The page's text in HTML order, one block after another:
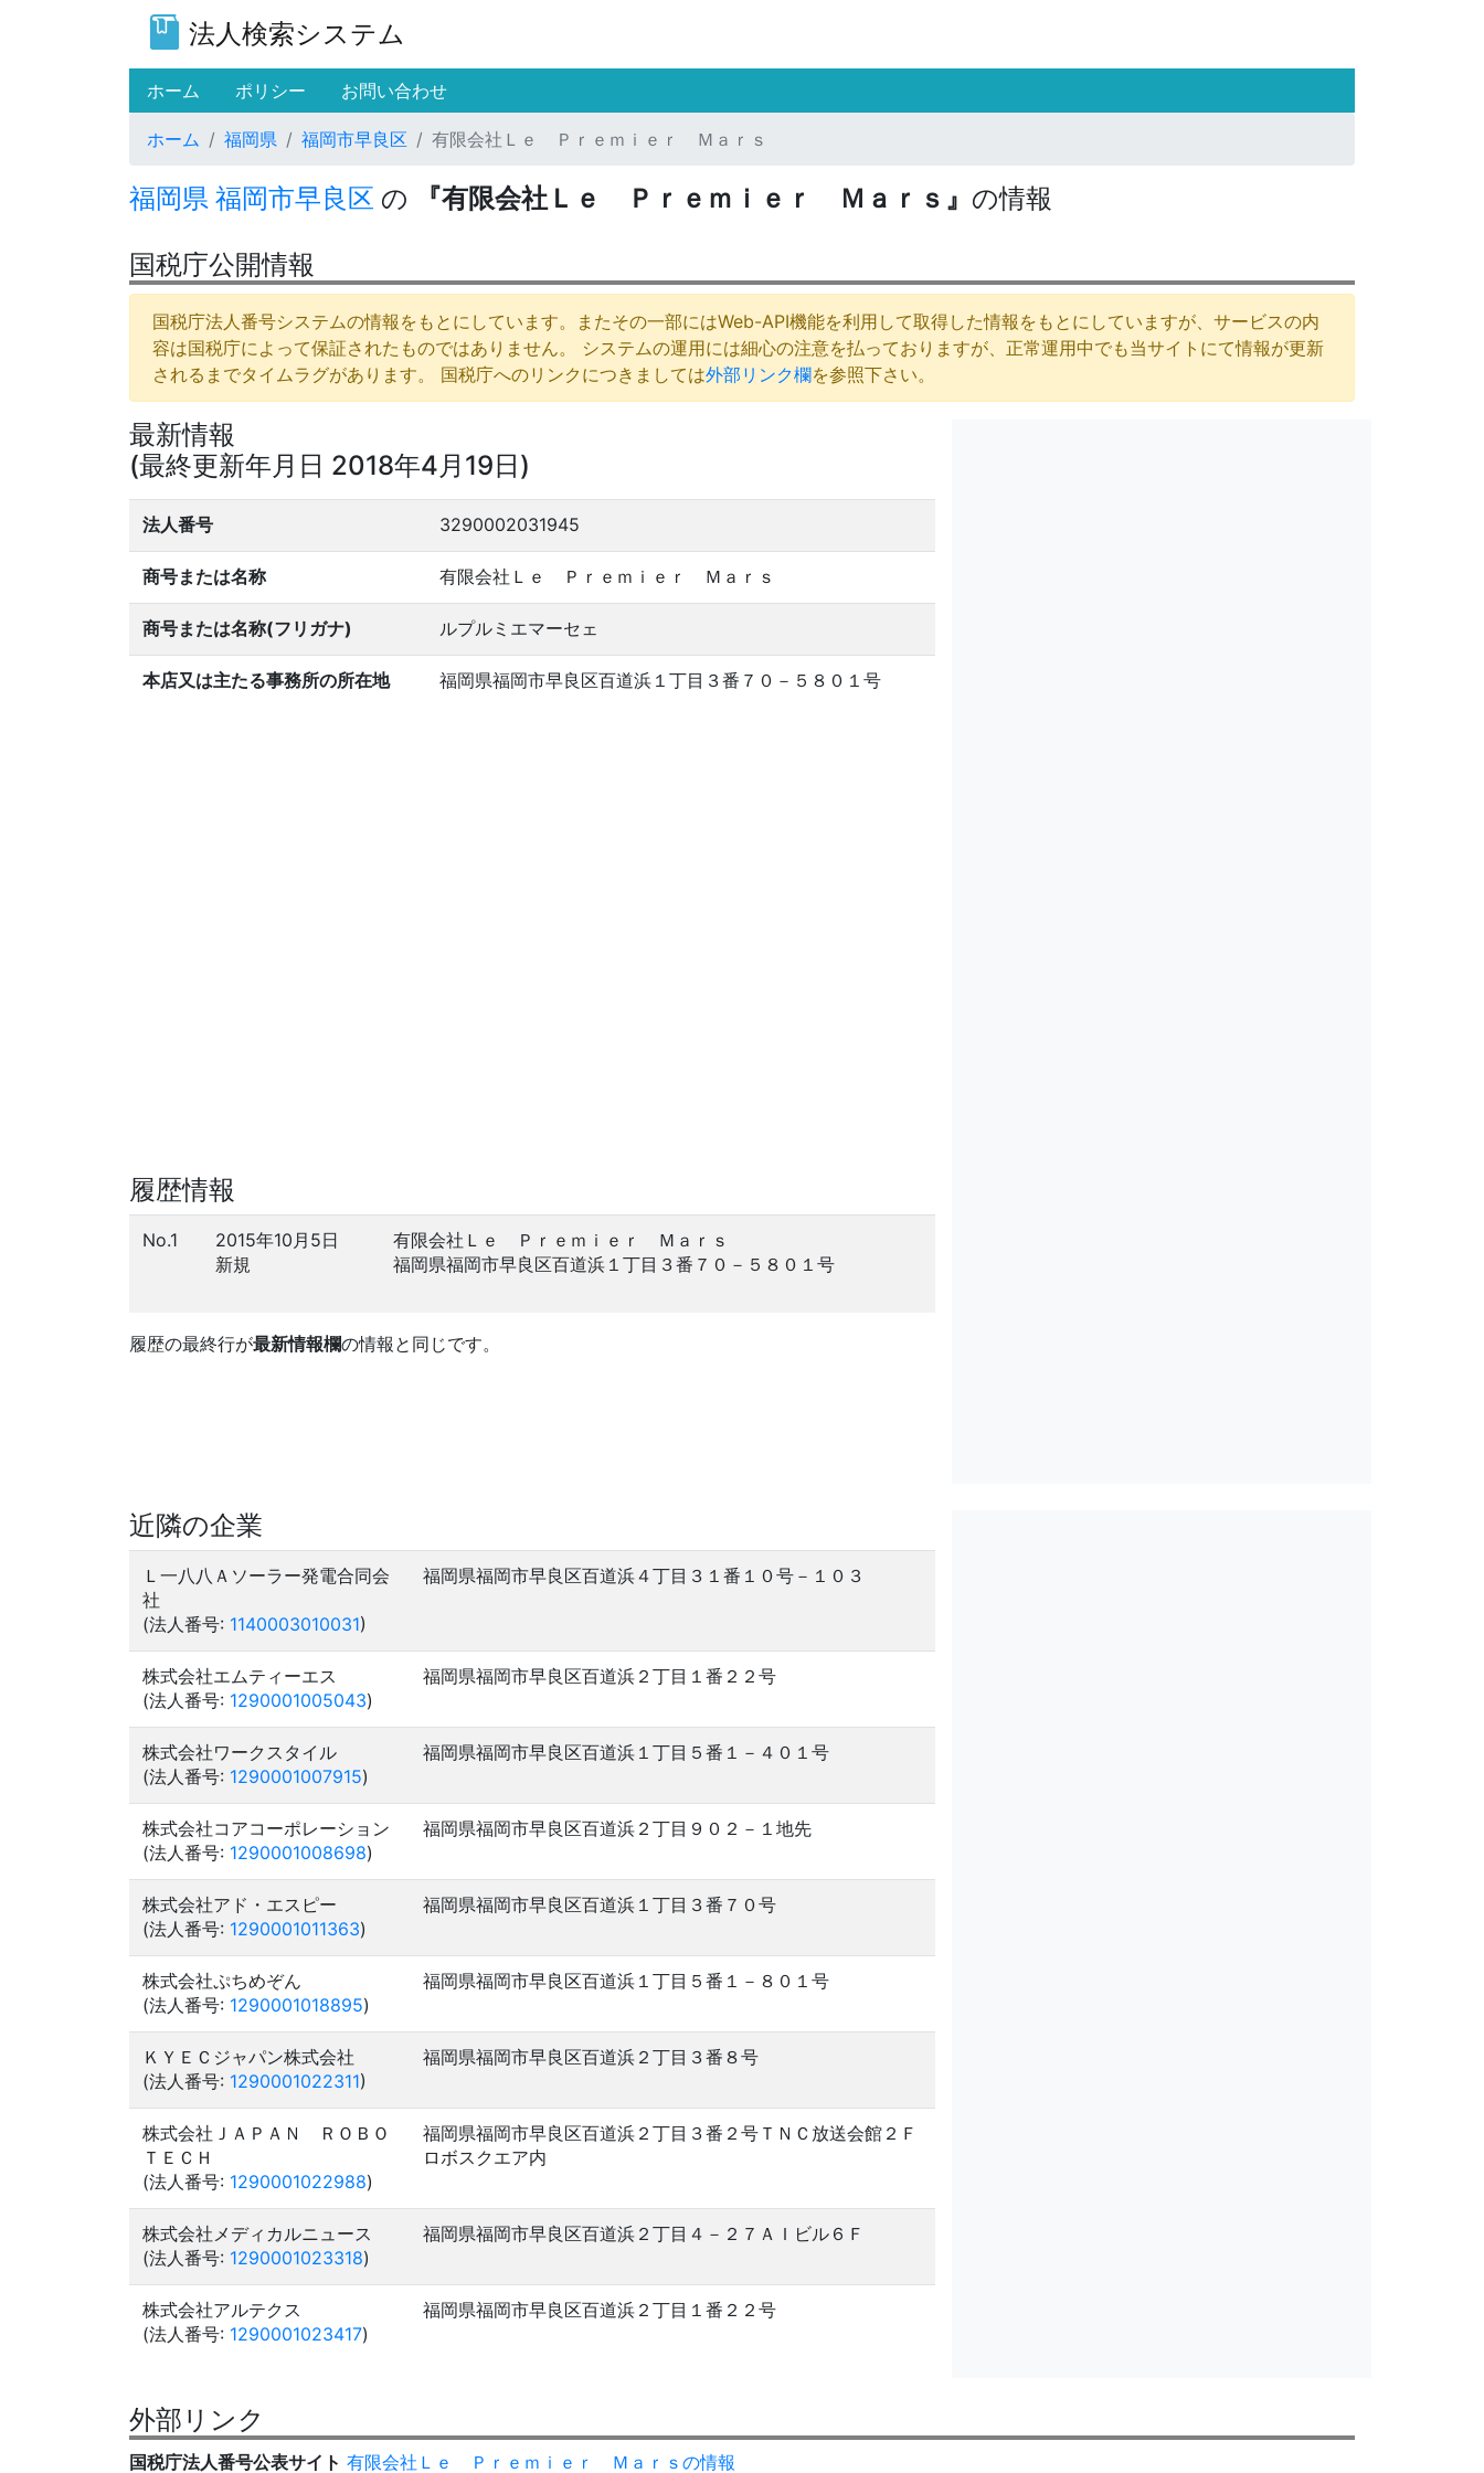
法人検索システム
ホーム (current)
ポリシー お問い合わせ
ホーム 福岡県 福岡市早良区 有限会社Ｌｅ Ｐｒｅｍｉｅｒ Ｍａｒｓ
福岡県 福岡市早良区 の 『有限会社Ｌｅ Ｐｒｅｍｉｅｒ Ｍａｒｓ』 の情報
国税庁公開情報
国税庁法人番号システムの情報をもとにしています。またその一部にはWeb-API機能を利用して取得した情報をもとにしていますが、サービスの内
容は国税庁によって保証されたものではありません。 システムの運用には細心の注意を払っておりますが、正常運用中でも当サイトにて情報が更新
されるまでタイムラグがあります。 国税庁へのリンクにつきましては外部リンク欄を参照下さい。
最新情報
(最終更新年月日 2018年4月19日)
法人番号 3290002031945
商号または名称 有限会社Ｌｅ Ｐｒｅｍｉｅｒ Ｍａｒｓ
商号または名称(フリガナ) ルプルミエマーセェ
本店又は主たる事務所の所在地 福岡県福岡市早良区百道浜１丁目３番７０－５８０１号
履歴情報
No.1
2015年10月5日
新規
有限会社Ｌｅ Ｐｒｅｍｉｅｒ Ｍａｒｓ
福岡県福岡市早良区百道浜１丁目３番７０－５８０１号
履歴の最終行が最新情報欄の情報と同じです。
近隣の企業
Ｌ一八八Ａソーラー発電合同会
社
(法人番号: 1140003010031)
福岡県福岡市早良区百道浜４丁目３１番１０号－１０３
株式会社エムティーエス
(法人番号: 1290001005043)
福岡県福岡市早良区百道浜２丁目１番２２号
株式会社ワークスタイル
(法人番号: 1290001007915)
福岡県福岡市早良区百道浜１丁目５番１－４０１号
株式会社コアコーポレーション
(法人番号: 1290001008698)
福岡県福岡市早良区百道浜２丁目９０２－１地先
株式会社アド・エスピー
(法人番号: 1290001011363)
福岡県福岡市早良区百道浜１丁目３番７０号
株式会社ぷちめぞん
(法人番号: 1290001018895)
福岡県福岡市早良区百道浜１丁目５番１－８０１号
ＫＹＥＣジャパン株式会社
(法人番号: 1290001022311)
福岡県福岡市早良区百道浜２丁目３番８号
株式会社ＪＡＰＡＮ ＲＯＢＯ
ＴＥＣＨ
(法人番号: 1290001022988)
福岡県福岡市早良区百道浜２丁目３番２号ＴＮＣ放送会館２Ｆ
ロボスクエア内
株式会社メディカルニュース
(法人番号: 1290001023318)
福岡県福岡市早良区百道浜２丁目４－２７ＡＩビル６Ｆ
株式会社アルテクス
(法人番号: 1290001023417)
福岡県福岡市早良区百道浜２丁目１番２２号
外部リンク
国税庁法人番号公表サイト 有限会社Ｌｅ Ｐｒｅｍｉｅｒ Ｍａｒｓの情報